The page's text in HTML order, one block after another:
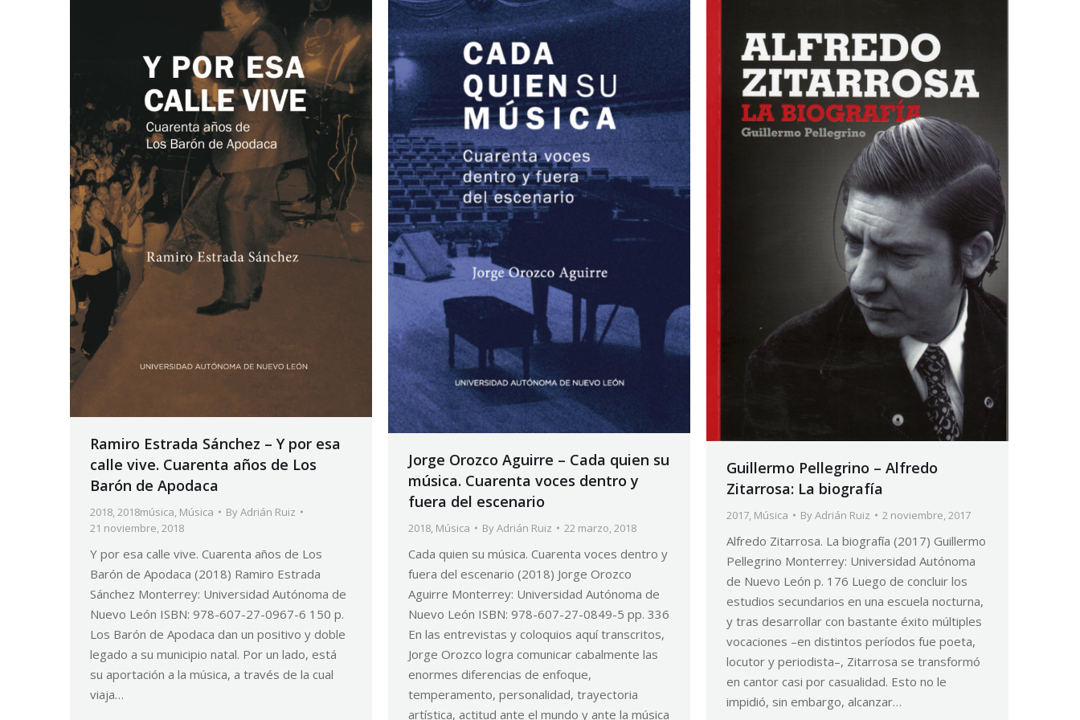
Ramiro Estrada Sánchez – Y por esa
calle vive. Cuarenta años de Los
Barón de Apodaca
2018,2018música, Música ByAdrián Ruiz
21 noviembre, 2018
Y por esa calle vive. Cuarenta años de Los
Barón de Apodaca (2018) Ramiro Estrada
Sánchez Monterrey: Universidad Autónoma de
Nuevo León ISBN: 978-607-27-0967-6 150 p.
Los Barón de Apodaca dan un positivo y doble
legado a su municipio natal. Por un lado, está
su aportación a la música, a través de la cual
viaja…
Jorge Orozco Aguirre – Cada quien su
música. Cuarenta voces dentro y
fuera del escenario
2018, Música ByAdrián Ruiz 22 marzo, 2018
Cada quien su música. Cuarenta voces dentro y
fuera del escenario (2018) Jorge Orozco
Aguirre Monterrey: Universidad Autónoma de
Nuevo León ISBN: 978-607-27-0849-5 pp. 336
En las entrevistas y coloquios aquí transcritos,
Jorge Orozco logra comunicar cabalmente las
enormes diferencias de enfoque,
temperamento, personalidad, trayectoria
artística, actitud ante el mundo y ante la música
Guillermo Pellegrino – Alfredo
Zitarrosa: La biografía
2017, Música ByAdrián Ruiz 2 noviembre, 2017
Alfredo Zitarrosa. La biografía (2017) Guillermo
Pellegrino Monterrey: Universidad Autónoma
de Nuevo León p. 176 Luego de concluir los
estudios secundarios en una escuela nocturna,
y tras desarrollar con bastante éxito múltiples
vocaciones –en distintos períodos fue poeta,
locutor y periodista–, Zitarrosa se transformó
en cantor casi por casualidad. Esto no le
impidió, sin embargo, alcanzar…